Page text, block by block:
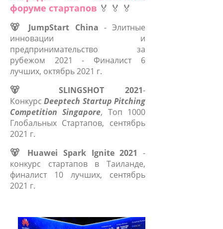
форуме стартапов 🏅 🏅 🏅
🐻
JumpStart China - Элитные
инновации и
предпринимательство за
рубежом 2021 - Финалист 6
лучших, октябрь 2021 г.
🐻 SLINGSHOT 2021-
КонкурсDeeptech Startup Pitching
Competition Singapore, Toп 1000
Глобальных Стартапов, сентябрь
2021 г.
🐻 Huawei Spark Ignite 2021 -
конкурс стартапов в Таиланде,
финалист 10 лучших, сентябрь
2021 г.